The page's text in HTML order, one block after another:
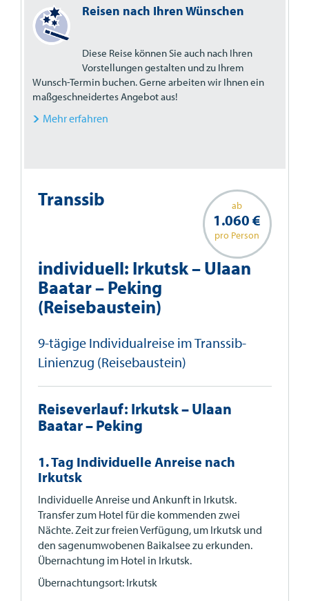
Reisen nach Ihren Wünschen
Diese Reise können Sie auch nach Ihren
Vorstellungen gestalten und zu Ihrem
Wunsch-Termin buchen. Gerne arbeiten wir Ihnen ein
maßgeschneidertes Angebot aus!
Mehr erfahren
ab
1.060 €
pro Person
Transsib
individuell: Irkutsk – Ulaan
Baatar – Peking
(Reisebaustein)
9-tägige Individualreise im Transsib-
Linienzug (Reisebaustein)
Reiseverlauf: Irkutsk – Ulaan
Baatar – Peking
1. Tag Individuelle Anreise nach
Irkutsk
Individuelle Anreise und Ankunft in Irkutsk.
Transfer zum Hotel für die kommenden zwei
Nächte. Zeit zur freien Verfügung, um Irkutsk und
den sagenumwobenen Baikalsee zu erkunden.
Übernachtung im Hotel in Irkutsk.
Übernachtungsort: Irkutsk